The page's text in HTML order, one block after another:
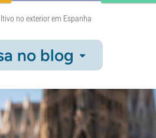
no exterior em Espanha
no blog